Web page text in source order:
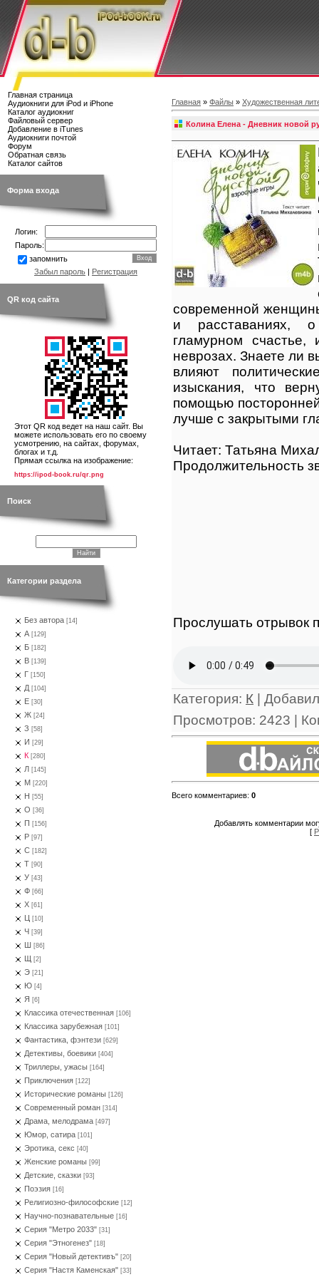
Главная страница
Аудиокниги для iPod и iPhone
Каталог аудиокниг
Файловый сервер
Добавление в iTunes
Аудиокниги почтой
Форум
Обратная связь
Каталог сайтов
Форма входа
Логин:
Пароль:
запомнить
Забыл пароль | Регистрация
QR код сайта
Этот QR код ведет на наш сайт. Вы
можете использовать его по своему
усмотрению, на сайтах, форумах,
блогах и т.д.
Прямая ссылка на изображение:
https://ipod-book.ru/qr.png
Поиск
Категории раздела
Без автора [14]
А [129]
Б [182]
В [139]
Г [150]
Д [104]
Е [30]
Ж [24]
З [58]
И [29]
К [280]
Л [145]
М [220]
Н [55]
О [36]
П [156]
Р [97]
С [182]
Т [90]
У [43]
Ф [66]
Х [61]
Ц [10]
Ч [39]
Ш [86]
Щ [2]
Э [21]
Ю [4]
Я [6]
Классика отечественная [106]
Классика зарубежная [101]
Фантастика, фэнтези [629]
Детективы, боевики [404]
Триллеры, ужасы [164]
Приключения [122]
Исторические романы [126]
Современный роман [314]
Драма, мелодрама [497]
Юмор, сатира [101]
Эротика, секс [40]
Женские романы [99]
Детские, сказки [93]
Поэзия [16]
Религиозно-философские [12]
Научно-познавательные [16]
Серия "Метро 2033" [31]
Серия "Этногенез" [18]
Серия "Новый детективъ" [20]
Серия "Настя Каменская" [33]
Главная » Файлы » Художественная
Колина Елена - Дневник новой
современной
и расставаниях,
гламурном
неврозах. Знаете ли
влияют
изыскания, что
помощью
лучше с закрытыми
Читает: Татьяна
Продолжительность
Прослушать отрывок
Категория: К | Добавил
Просмотров: 2423 |
Всего комментариев: 0
Добавлять комментарии
[